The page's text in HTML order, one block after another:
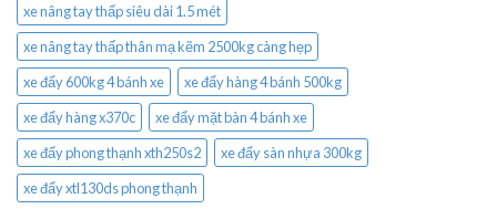
xe nâng tay thấp siêu dài 1.5 mét
xe nâng tay thấp thân mạ kẽm 2500kg càng hẹp
xe đẩy 600kg 4 bánh xe
xe đẩy hàng 4 bánh 500kg
xe đẩy hàng x370c
xe đẩy mặt bàn 4 bánh xe
xe đẩy phong thạnh xth250s2
xe đẩy sàn nhựa 300kg
xe đẩy xtl130ds phong thạnh